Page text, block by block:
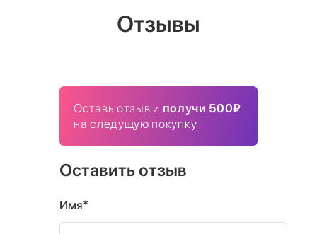
Отзывы
Оставь отзыв и получи 500₽
на следущую покупку
Оставить отзыв
Имя*